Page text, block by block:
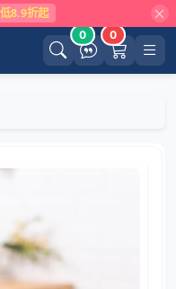
8.9折起
0 0